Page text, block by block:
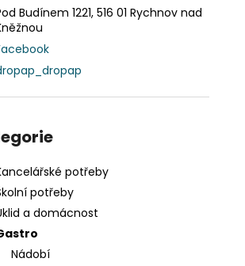
Budínem 1221, 516 01 Rychnov nad
potřeby
potřeby
a domácnost
Nádobí
LAMINÁTOR 70103, A3, 2 VÁLCE
2 667 Kč